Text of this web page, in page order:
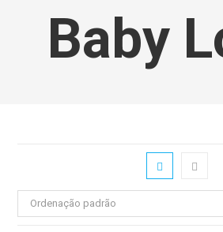
Baby
Ordenação padrão